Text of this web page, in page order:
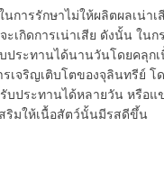
รรักษาไม่ให้ผลิตผลเน่าเ
ะเกิดการเน่าเสีย ดังนั้น ใ
ประทานได้นานวันโดยคลุก
เจริญเติบโตของจุลินทรีย์ โ
บประทานได้หลายวัน หรือแ
ริมให้เนื้อสัตว์นั้นมีรสดีขึ้น